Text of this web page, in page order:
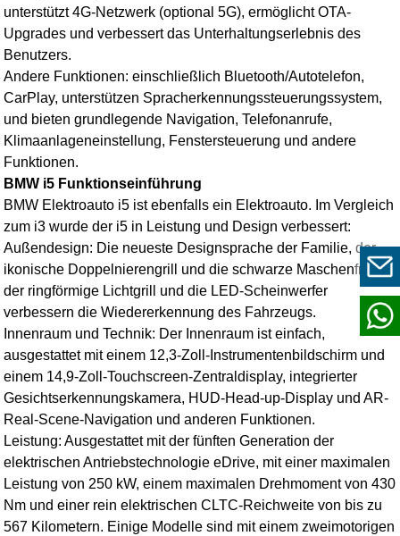
unterstützt 4G-Netzwerk (optional 5G), ermöglicht OTA-
Upgrades und verbessert das Unterhaltungserlebnis des
Benutzers.
Andere Funktionen: einschließlich Bluetooth/Autotelefon,
CarPlay, unterstützen Spracherkennungssteuerungssystem,
und bieten grundlegende Navigation, Telefonanrufe,
Klimaanlageneinstellung, Fenstersteuerung und andere
Funktionen.
BMW i5 Funktionseinführung
BMW Elektroauto i5 ist ebenfalls ein Elektroauto. Im Vergleich
zum i3 wurde der i5 in Leistung und Design verbessert:
Außendesign: Die neueste Designsprache der Familie, der
ikonische Doppelnierengrill und die schwarze Maschenfront,
der ringförmige Lichtgrill und die LED-Scheinwerfer
verbessern die Wiedererkennung des Fahrzeugs.
Innenraum und Technik: Der Innenraum ist einfach,
ausgestattet mit einem 12,3-Zoll-Instrumentenbildschirm und
einem 14,9-Zoll-Touchscreen-Zentraldisplay, integrierter
Gesichtserkennungskamera, HUD-Head-up-Display und AR-
Real-Scene-Navigation und anderen Funktionen.
Leistung: Ausgestattet mit der fünften Generation der
elektrischen Antriebstechnologie eDrive, mit einer maximalen
Leistung von 250 kW, einem maximalen Drehmoment von 430
Nm und einer rein elektrischen CLTC-Reichweite von bis zu
567 Kilometern. Einige Modelle sind mit einem zweimotorigen